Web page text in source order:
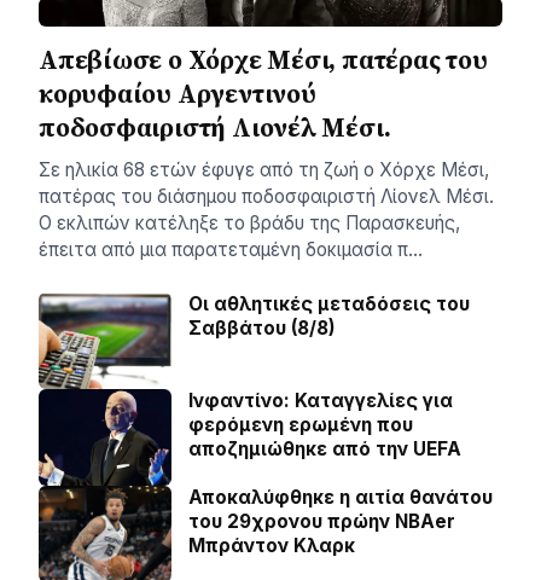
Απεβίωσε ο Χόρχε Μέσι, πατέρας του
κορυφαίου Αργεντινού
ποδοσφαιριστή Λιονέλ Μέσι.
Σε ηλικία 68 ετών έφυγε από τη ζωή ο Χόρχε Μέσι,
πατέρας του διάσημου ποδοσφαιριστή Λίονελ Μέσι.
Ο εκλιπών κατέληξε το βράδυ της Παρασκευής,
έπειτα από μια παρατεταμένη δοκιμασία π…
Οι αθλητικές μεταδόσεις του
Σαββάτου (8/8)
Ινφαντίνο: Καταγγελίες για
φερόμενη ερωμένη που
αποζημιώθηκε από την UEFA
Αποκαλύφθηκε η αιτία θανάτου
του 29χρονου πρώην NBAer
Μπράντον Κλαρκ